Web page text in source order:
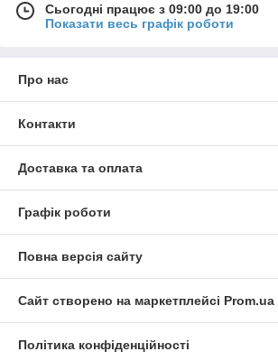
Сьогодні працює з 09:00 до 19:00
Показати весь графік роботи
Про нас
Контакти
Доставка та оплата
Графік роботи
Повна версія сайту
Сайт створено на маркетплейсі Prom.ua
Політика конфіденційності